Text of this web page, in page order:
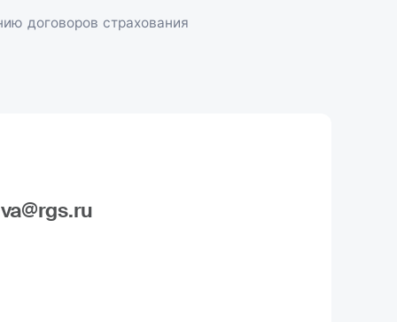
договоров страхования